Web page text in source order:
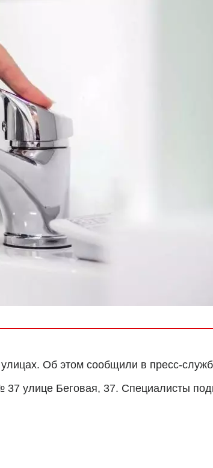
Об этом сообщили в пресс-
улице Беговая, 37. Специалисты